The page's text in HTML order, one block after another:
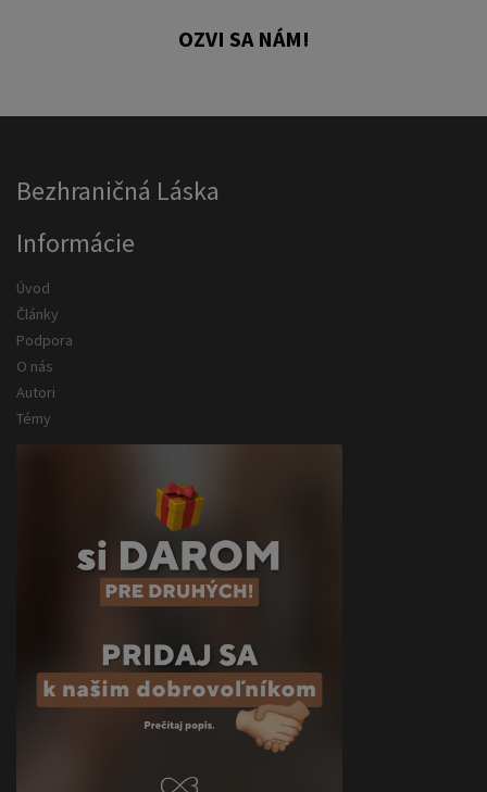
OZVI SA NÁM!
Bezhraničná Láska
Informácie
Úvod
Články
Podpora
O nás
Autori
Témy